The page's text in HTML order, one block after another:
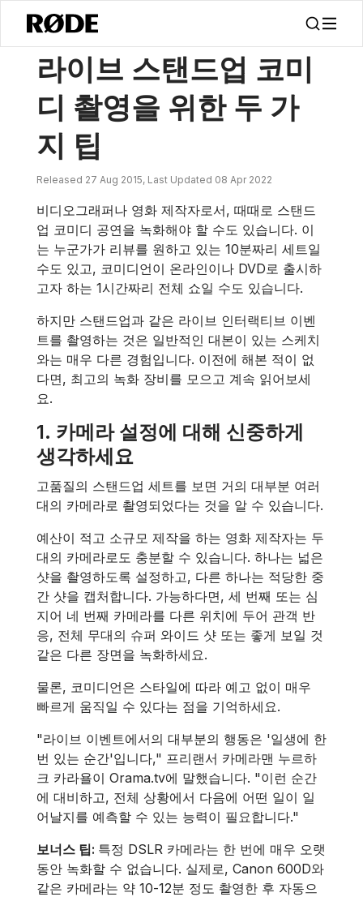
/ 라이브 스탠드업 코미디 촬영을 위한 두 가지 팁
라이브 스탠드업 코미
디 촬영을 위한 두 가
지 팁
Released 27 Aug 2015, Last Updated 08 Apr 2022
비디오그래퍼나 영화 제작자로서, 때때로 스탠드
업 코미디 공연을 녹화해야 할 수도 있습니다. 이
는 누군가가 리뷰를 원하고 있는 10분짜리 세트일
수도 있고, 코미디언이 온라인이나 DVD로 출시하
고자 하는 1시간짜리 전체 쇼일 수도 있습니다.
하지만 스탠드업과 같은 라이브 인터랙티브 이벤
트를 촬영하는 것은 일반적인 대본이 있는 스케치
와는 매우 다른 경험입니다. 이전에 해본 적이 없
다면, 최고의 녹화 장비를 모으고 계속 읽어보세
요.
1. 카메라 설정에 대해 신중하게
생각하세요
고품질의 스탠드업 세트를 보면 거의 대부분 여러
대의 카메라로 촬영되었다는 것을 알 수 있습니다.
예산이 적고 소규모 제작을 하는 영화 제작자는 두
대의 카메라로도 충분할 수 있습니다. 하나는 넓은
샷을 촬영하도록 설정하고, 다른 하나는 적당한 중
간 샷을 캡처합니다. 가능하다면, 세 번째 또는 심
지어 네 번째 카메라를 다른 위치에 두어 관객 반
응, 전체 무대의 슈퍼 와이드 샷 또는 좋게 보일 것
같은 다른 장면을 녹화하세요.
물론, 코미디언은 스타일에 따라 예고 없이 매우
빠르게 움직일 수 있다는 점을 기억하세요.
"라이브 이벤트에서의 대부분의 행동은 '일생에 한
번 있는 순간'입니다," 프리랜서 카메라맨 누르하
크 카라욜이 Orama.tv에 말했습니다. "이런 순간
에 대비하고, 전체 상황에서 다음에 어떤 일이 일
어날지를 예측할 수 있는 능력이 필요합니다."
보너스 팁: 특정 DSLR 카메라는 한 번에 매우 오랫
동안 녹화할 수 없습니다. 실제로, Canon 600D와
같은 카메라는 약 10-12분 정도 촬영한 후 자동으